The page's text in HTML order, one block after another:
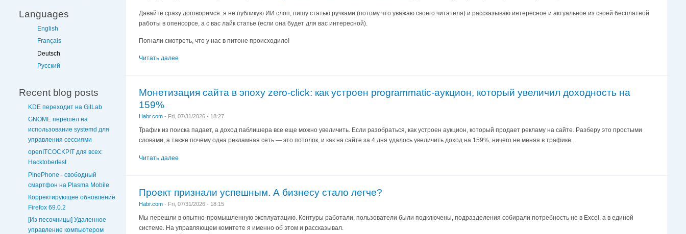
Languages
English
Français
Deutsch
Русский
Recent blog posts
KDE переходит на GitLab
GNOME перешёл на
использование systemd для
управления сессиями
openITCOCKPIT для всех:
Hacktoberfest
PinePhone - свободный
смартфон на Plasma Mobile
Корректирующее обновление
Firefox 69.0.2
[Из песочницы] Удаленное
управление компьютером
Давайте сразу договоримся: я не публикую ИИ слоп, пишу статью ручками (потому что уважаю своего читателя) и рассказываю интересное и актуальное из своей бесплатной
работы в опенсорсе, а с вас лайк статье (если она будет для вас интересной).
Погнали смотреть, что у нас в питоне происходило!
Читать далее
Монетизация сайта в эпоху zero-click: как устроен programmatic-аукцион, который увеличил доходность на
159%
Habr.com - Fri, 07/31/2026 - 18:27
Трафик из поиска падает, а доход паблишера все еще можно увеличить. Если разобраться, как устроен аукцион, который продает рекламу на сайте. Разберу это простыми
словами, а также почему одна рекламная сеть — это потолок, и как на сайте за 4 дня удалось увеличить доход на 159%, ничего не меняя в трафике.
Читать далее
Проект признали успешным. А бизнесу стало легче?
Habr.com - Fri, 07/31/2026 - 18:15
Мы перешли в опытно-промышленную эксплуатацию. Контуры работали, пользователи были подключены, подразделения собирали потребность не в Excel, а в единой
системе. На управляющем комитете я именно об этом и рассказывал.